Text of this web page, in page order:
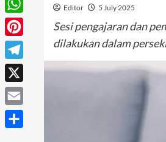
Editor 5 July 2025
Sesi pengajaran dan
dilakukan dalam
WhatsApp
Pinterest
Telegram
X
Email